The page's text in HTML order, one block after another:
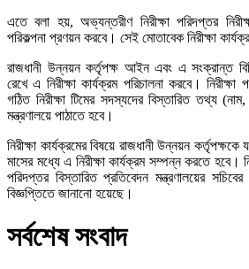
এতে বলা হয়, অভ্যন্তরীণ নিরীক্ষা পরিদপ্তর
পরিকল্পনা প্রণয়ন করবে। সেই মোতাবেক নিরীক্ষা
রাজধানী উন্নয়ন কর্তৃপক্ষ আইন এবং এ সংক্রান্ত
রেখে এ নিরীক্ষা কার্যক্রম পরিচালনা করবে। নিরীক্ষা
গঠিত নিরীক্ষা টিমের সদস্যদের বিস্তারিত তথ্য
মন্ত্রণালয়ে পাঠাতে হবে।
নিরীক্ষা কার্যক্রমের বিষয়ে রাজধানী উন্নয়ন
মাসের মধ্যে এ নিরীক্ষা কার্যক্রম সম্পন্ন করতে হবে।
পরিদপ্তর বিস্তারিত প্রতিবেদন মন্ত্রণালয়ের
বিজ্ঞপ্তিতে জানানো হয়েছে।
সর্বশেষ সংবাদ